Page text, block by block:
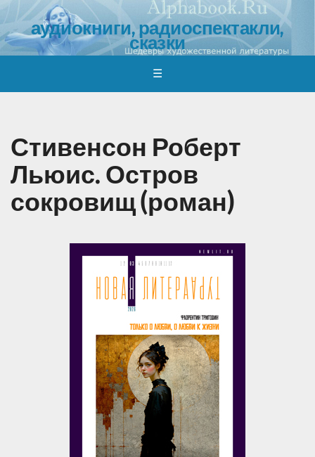
аудиокниги, радиоспектакли,
сказки
☰
Стивенсон Роберт
Льюис. Остров
сокровищ (роман)